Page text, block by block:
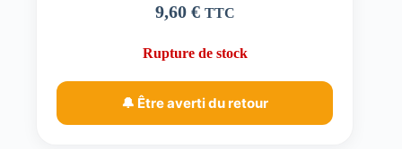
9,60 € TTC
Rupture de stock
🔔 Être averti du retour